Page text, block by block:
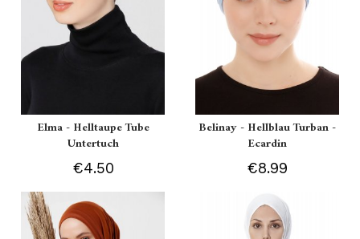
Elma - Helltaupe Tube
Untertuch
€4.50
Belinay - Hellblau Turban -
Ecardin
€8.99